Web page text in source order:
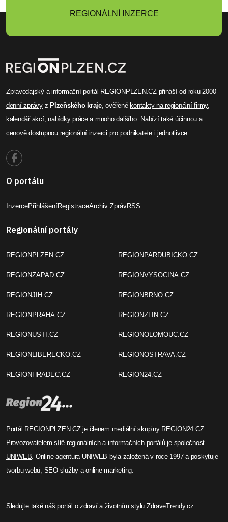
REGIONÁLNÍ INZERCE
Zpravodajský a informační portál REGIONPLZEN.CZ přináší od roku 2000
denní zprávyzPlzeňského kraje, ověřenékontakty na regionální firmy,
kalendář akcí,nabídky prácea mnoho dalšího. Nabízí také účinnou a
cenově dostupnou regionální inzerci pro podnikatele i jednotlivce.
O portálu
InzercePřihlášeníRegistraceArchiv ZprávRSS
Regionální portály
REGIONPLZEN.CZ
REGIONZAPAD.CZ
REGIONJIH.CZ
REGIONPRAHA.CZ
REGIONUSTI.CZ
REGIONLIBERECKO.CZ
REGIONHRADEC.CZ
REGIONPARDUBICKO.CZ
REGIONVYSOCINA.CZ
REGIONBRNO.CZ
REGIONZLIN.CZ
REGIONOLOMOUC.CZ
REGIONOSTRAVA.CZ
REGION24.CZ
Portál REGIONPLZEN.CZ je členem mediální skupiny REGION24.CZ.
Provozovatelem sítě regionálních a informačních portálů je společnost
UNIWEB . Online agentura UNIWEB byla založená v roce 1997 a poskytuje
tvorbu webů, SEO služby a online marketing.
Sledujte také nášportál o zdravía životním stylu ZdraveTrendy.cz